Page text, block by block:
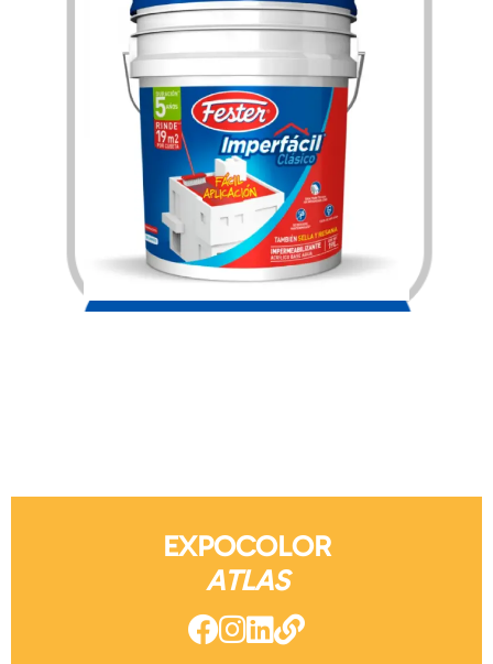
$2,166.00
EXPOCOLOR
ATLAS